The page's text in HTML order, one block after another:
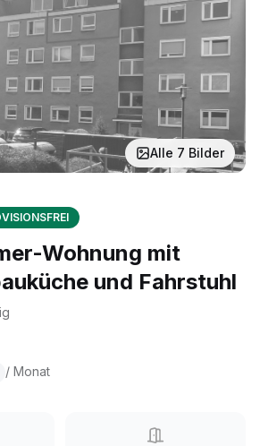
Alle 7 Bilder
Wohnung mit
und Fahrstuhl
/ Monat